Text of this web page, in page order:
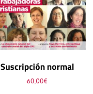
Suscripción normal
60,00€